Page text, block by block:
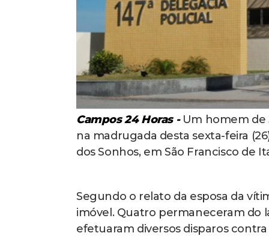
Campos 24 Horas - Um homem de
na madrugada desta sexta-feira
dos Sonhos, em São Francisco de
Segundo o relato da esposa da
imóvel. Quatro permaneceram do
efetuaram diversos disparos